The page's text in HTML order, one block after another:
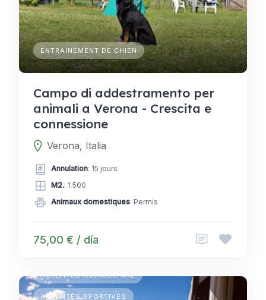
ENTRAINEMENT DE CHIEN
Campo di addestramento per
animali a Verona - Crescita e
connessione
Verona, Italia
Annulation: 15 jours
M2.: 1 500
Animaux domestiques: Permis
75,00 € / día
ACTIVITÉS AGRICULTURE
ACTIVITÉS SPORTIVES